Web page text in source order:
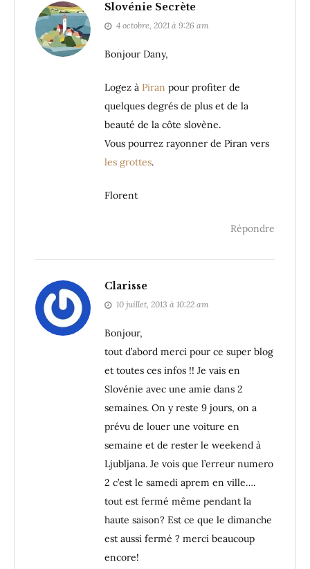
Slovénie Secrète
4 octobre, 2021 à 9:26 am
Bonjour Dany,
Logez à Piran pour profiter de
quelques degrés de plus et de la
beauté de la côte slovène.
Vous pourrez rayonner de Piran vers
les grottes.
Florent
Répondre
Clarisse
10 juillet, 2013 à 10:22 am
Bonjour,
tout d’abord merci pour ce super blog
et toutes ces infos !! Je vais en
Slovénie avec une amie dans 2
semaines. On y reste 9 jours, on a
prévu de louer une voiture en
semaine et de rester le weekend à
Ljubljana. Je vois que l’erreur numero
2 c’est le samedi aprem en ville….
tout est fermé même pendant la
haute saison? Est ce que le dimanche
est aussi fermé ? merci beaucoup
encore!